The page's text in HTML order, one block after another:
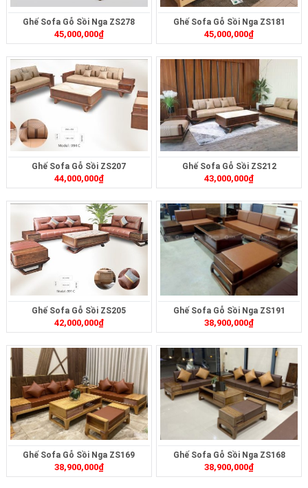
Ghế Sofa Gỗ Sồi Nga ZS278
45,000,000₫
Ghế Sofa Gỗ Sồi Nga ZS181
45,000,000₫
Ghế Sofa Gỗ Sồi ZS207
44,000,000₫
Ghế Sofa Gỗ Sồi ZS212
43,000,000₫
Ghế Sofa Gỗ Sồi ZS205
42,000,000₫
Ghế Sofa Gỗ Sồi Nga ZS191
38,900,000₫
Ghế Sofa Gỗ Sồi Nga ZS169
38,900,000₫
Ghế Sofa Gỗ Sồi Nga ZS168
38,900,000₫